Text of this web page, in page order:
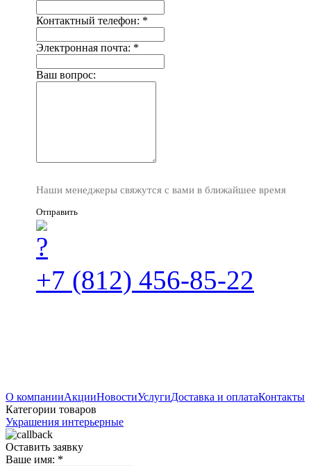
Контактный телефон: *
Электронная почта: *
Ваш вопрос:
Наши менеджеры свяжутся с вами в ближайшее время
Отправить
+7 (812) 456-85-22
О компанииАкцииНовостиУслугиДоставка и оплатаКонтакты
Категории товаров
Украшения интерьерные
Оставить заявку
Ваше имя: *